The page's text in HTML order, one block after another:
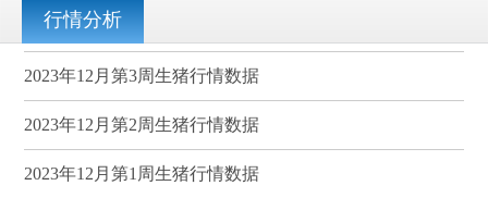
行情分析
2023年12月第3周生猪行情数据
2023年12月第2周生猪行情数据
2023年12月第1周生猪行情数据